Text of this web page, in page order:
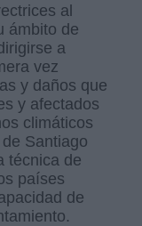
al
ámbito de
a
vez
y daños que
y afectados
climáticos
Santiago
técnica de
países
de